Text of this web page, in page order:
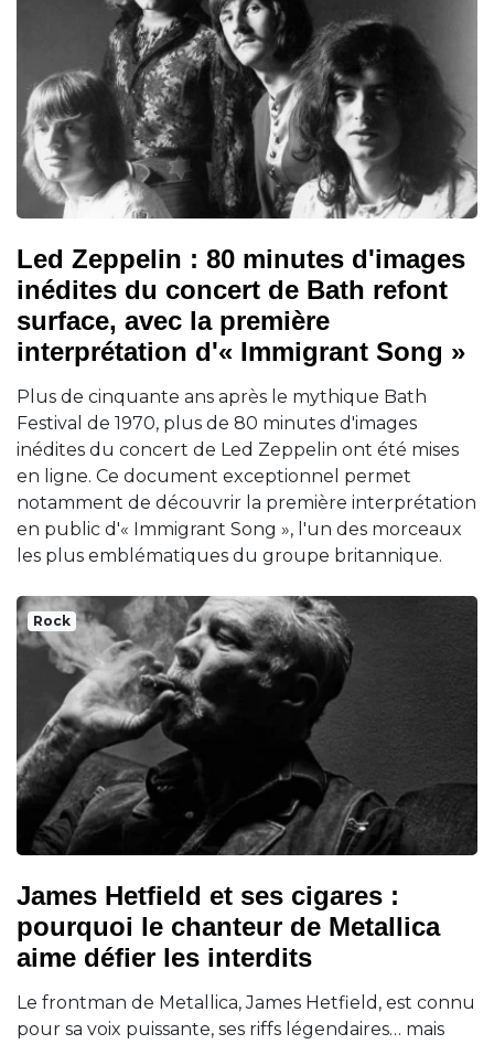
Led Zeppelin : 80 minutes d'images
inédites du concert de Bath refont
surface, avec la première
interprétation d'« Immigrant Song »
Plus de cinquante ans après le mythique Bath
Festival de 1970, plus de 80 minutes d'images
inédites du concert de Led Zeppelin ont été mises
en ligne. Ce document exceptionnel permet
notamment de découvrir la première interprétation
en public d'« Immigrant Song », l'un des morceaux
les plus emblématiques du groupe britannique.
Rock
James Hetfield et ses cigares :
pourquoi le chanteur de Metallica
aime défier les interdits
Le frontman de Metallica, James Hetfield, est connu
pour sa voix puissante, ses riffs légendaires… mais